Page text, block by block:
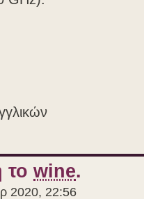
το wine.
2020, 22:56